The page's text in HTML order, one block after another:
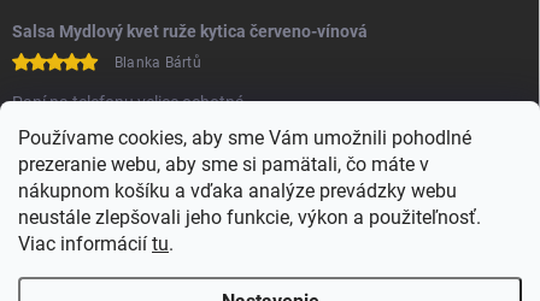
Používame cookies, aby sme Vám umožnili pohodlné
prezeranie webu, aby sme si pamätali, čo máte v
nákupnom košíku a vďaka analýze prevádzky webu
neustále zlepšovali jeho funkcie, výkon a použiteľnosť.
Viac informácií tu.
Salsa Mydlový kvet ruže kytica červeno-vínová
Blanka Bártů
Paní na telefonu velice ochotná